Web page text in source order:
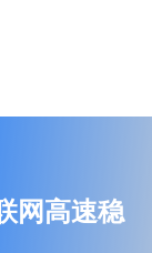
网高速稳